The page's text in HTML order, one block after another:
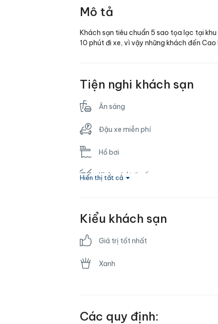
Mô tả
Khách sạn tiêu chuẩn 5 sao tọa lạc tại
10 phút đi xe, vì vậy những khách đến
Tiện nghi khách sạn
Ăn sáng
Đậu xe miễn phí
Hồ bơi
Không hút thuốc
Trung tâm thể hình
Hiển thị tất cả
Kiểu khách sạn
Giá trị tốt nhất
Xanh
Các quy định: